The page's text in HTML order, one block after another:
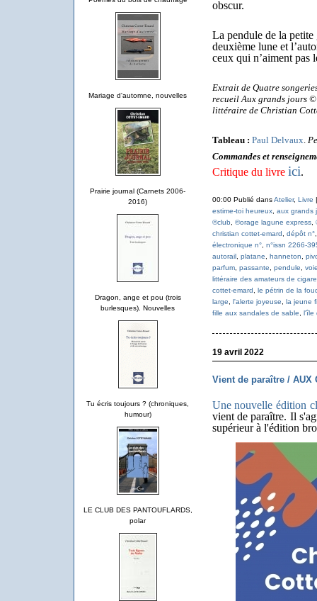
Mariage d'automne, nouvelles
Prairie journal (Carnets 2006-
2016)
Dragon, ange et pou (trois
burlesques). Nouvelles
Tu écris toujours ? (chroniques,
humour)
LE CLUB DES PANTOUFLARDS,
polar
obscur.
La pendule de la petite
deuxième lune et
ceux qui n’aiment pas
Extrait de Quatre
recueil Aux grands jours
littéraire de Christian
Tableau : Paul Delvaux
Commandes et
Critique du livre ici.
00:00 Publié dansAtelier, Livre
estime-toi heureux, aux grands
©club
©orage lagune express,
christian cottet-emard
dépôt n°
électronique n°, n°issn 2266-
autorail, platane hanneton
parfum, passante pendule
littéraire des amateurs de
cottet-emard
le pétrin de la
large
l'alerte joyeuse
la jeune
fille aux sandales de sable
l'île
19 avril 2022
Vient de paraître / AUX
Une nouvelle édition
vient de paraître. Il
supérieur à l'édition